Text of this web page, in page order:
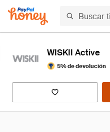
WISKII Active
5% de devolución